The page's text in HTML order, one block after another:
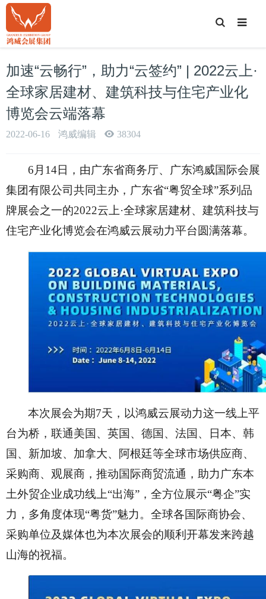
T
o
g
S
e
a
r
加速“云畅行”，助力“云签约” | 2022云上·
全球家居建材、建筑科技与住宅产业化
博览会云端落幕
2022-06-16 鸿威编辑 38304
6月14日，由广东省商务厅、广东鸿威国际会展
集团有限公司共同主办，广东省“粤贸全球”系列品
牌展会之一的2022云上·全球家居建材、建筑科技与
住宅产业化博览会在鸿威云展动力平台圆满落幕。
本次展会为期7天，以鸿威云展动力这一线上平
台为桥，联通美国、英国、德国、法国、日本、韩
国、新加坡、加拿大、阿根廷等全球市场供应商、
采购商、观展商，推动国际商贸流通，助力广东本
土外贸企业成功线上“出海”，全方位展示“粤企”实
力，多角度体现“粤货”魅力。全球各国际商协会、
采购单位及媒体也为本次展会的顺利开幕发来跨越
山海的祝福。